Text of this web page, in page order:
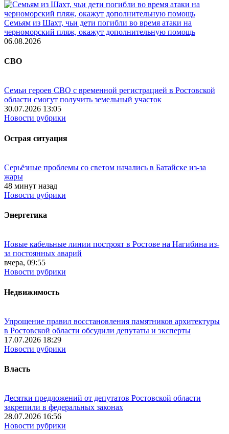
Семьям из Шахт, чьи дети погибли во время атаки на
черноморский пляж, окажут дополнительную помощь
06.08.2026
СВО
Семьи героев СВО с временной регистрацией в Ростовской
области смогут получить земельный участок
30.07.2026 13:05
Новости рубрики
Острая ситуация
Серьёзные проблемы со светом начались в Батайске из-за
жары
48 минут назад
Новости рубрики
Энергетика
Новые кабельные линии построят в Ростове на Нагибина из-
за постоянных аварий
вчера, 09:55
Новости рубрики
Недвижимость
Упрощение правил восстановления памятников архитектуры
в Ростовской области обсудили депутаты и эксперты
17.07.2026 18:29
Новости рубрики
Власть
Десятки предложений от депутатов Ростовской области
закрепили в федеральных законах
28.07.2026 16:56
Новости рубрики